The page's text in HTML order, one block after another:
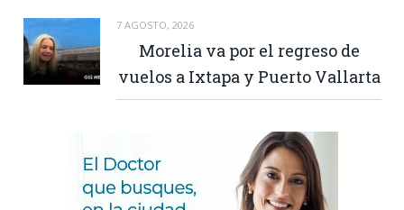
7 AGOSTO, 2026
Morelia va por el regreso de
vuelos a Ixtapa y Puerto Vallarta